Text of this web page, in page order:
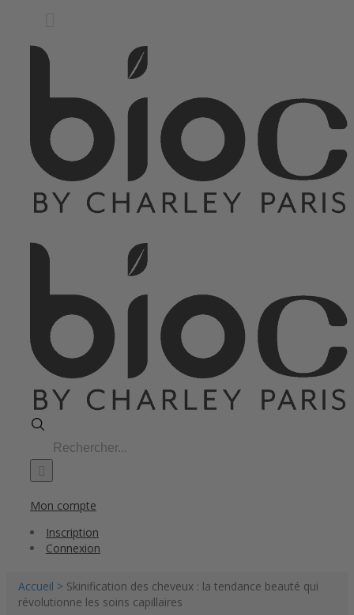
Search
for:
Mon compte
Inscription
Connexion
Accueil > Skinification des cheveux : la tendance beauté qui
révolutionne les soins capillaires